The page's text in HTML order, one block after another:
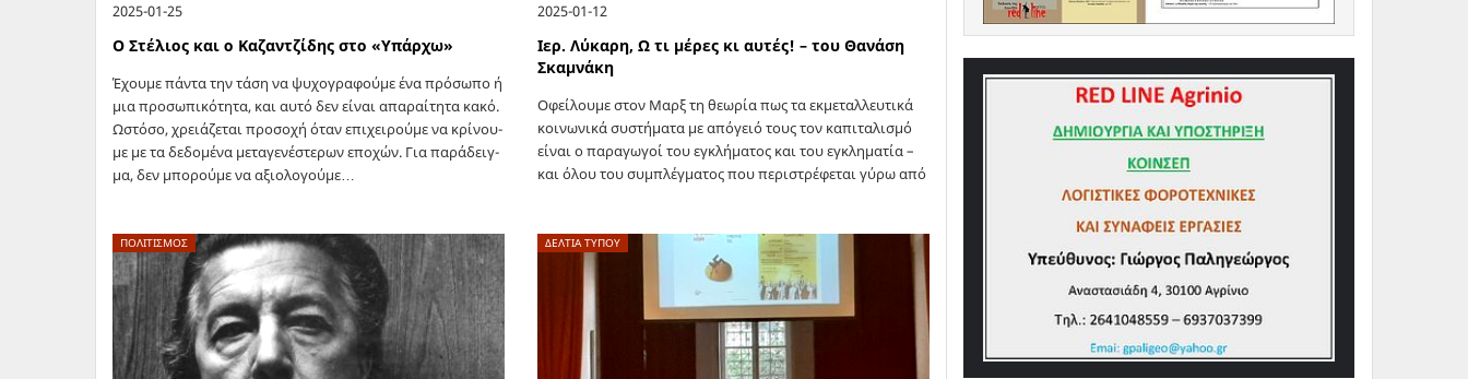
2025-01-25
Ο Στέλιος και ο Καζαντζίδης στο «Υπάρχω»
Έχουμε πάντα την τάση να ψυχογραφούμε ένα πρόσωπο ή
μια προσωπικότητα, και αυτό δεν είναι απαραίτητα κακό.
Ωστό­σο, χρειά­ζε­ται προ­σο­χή όταν επι­χει­ρού­με να κρί­νου­
με με τα δε­δο­μέ­να με­τα­γε­νέ­στε­ρων επο­χών. Για πα­ρά­δειγ­
μα, δεν μπο­ρού­με να αξιο­λο­γού­με…
2025-01-12
Ιερ. Λύκαρη, Ω τι μέρες κι αυτές! – του Θανάση
Σκαμνάκη
Οφείλουμε στον Μαρξ τη θεωρία πως τα εκμεταλλευτικά
κοινωνικά συστήματα με απόγειό τους τον καπιταλισμό
είναι ο παραγωγοί του εγκλήματος και του εγκληματία –
και όλου του συμπλέγματος που περιστρέφεται γύρω από
ΠΟΛΙΤΙΣΜΟΣ ΔΕΛΤΙΑ ΤΥΠΟΥ